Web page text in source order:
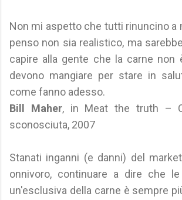
Non mi aspetto che tutti rinuncino a
penso non sia realistico, ma
capire alla gente che la carne non
devono mangiare per stare in
come fanno adesso.
Bill Maher, in Meat the truth –
sconosciuta, 2007
Stanati inganni (e danni) del
onnivoro, continuare a dire che
un'esclusiva della carne è sempre